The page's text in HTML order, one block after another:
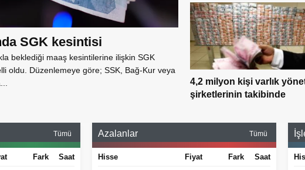
SGK kesintisi
beklediği maaş kesintilerine ilişkin SGK
oldu. Düzenlemeye göre; SSK, Bağ-Kur veya
4,2 milyon kişi varlık
şirketlerinin takibinde
Tümü
Fark Saat
Azalanlar Tümü
Hisse Fiyat Fark Saat